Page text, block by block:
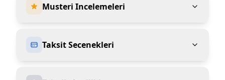
Musteri Incelemeleri
Taksit Secenekleri